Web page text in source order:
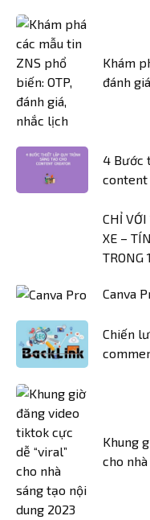
Khám
đánh
4 Bước
CHỈ VỚI
XE –
TRONG
Canva
Chiến
Khung
cho